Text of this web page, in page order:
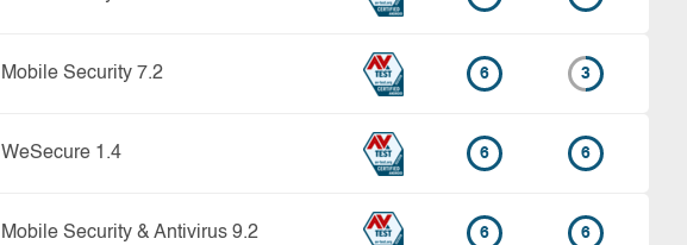
Mobile Security 7.2 6 3
WeSecure 1.4 6 6
Mobile Security & Antivirus 9.2 6 6